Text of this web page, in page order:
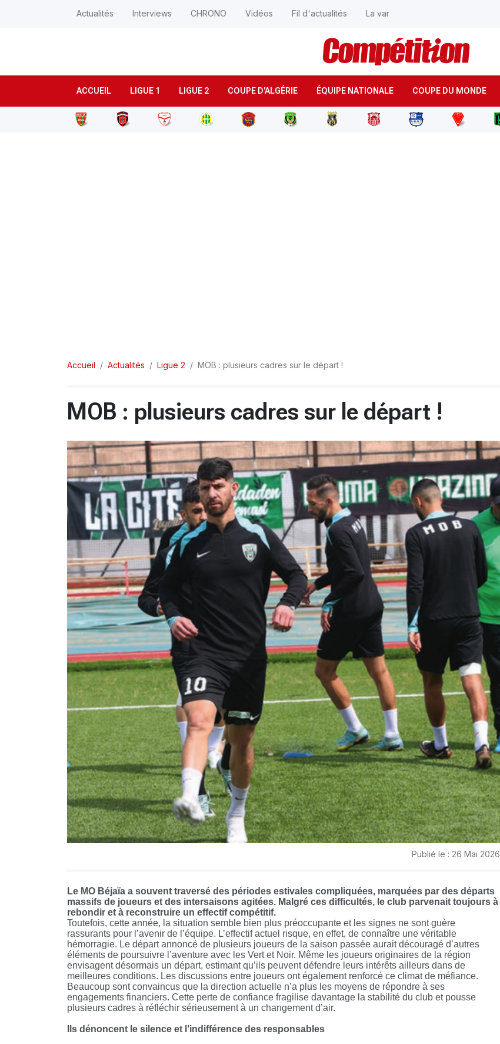
ACCUEIL LIGUE 1 LIGUE 2 COUPE D'ALGÉRIE ÉQUIPE NATIONALE COUPE DU MONDE
Actualités Interviews CHRONO Vidéos Fil d'actualités La var
Accueil Actualités Ligue 2 MOB : plusieurs cadres sur le départ !
MOB : plusieurs cadres sur le départ !
Publié le : 26 Mai 2026
Le MO Béjaïa a souvent traversé des périodes estivales compliquées, marquées par des départs
massifs de joueurs et des intersaisons agitées. Malgré ces difficultés, le club parvenait toujours à
rebondir et à reconstruire un effectif compétitif.
Toutefois, cette année, la situation semble bien plus préoccupante et les signes ne sont guère
rassurants pour l’avenir de l’équipe. L’effectif actuel risque, en effet, de connaître une véritable
hémorragie. Le départ annoncé de plusieurs joueurs de la saison passée aurait découragé d’autres
éléments de poursuivre l’aventure avec les Vert et Noir. Même les joueurs originaires de la région
envisagent désormais un départ, estimant qu’ils peuvent défendre leurs intérêts ailleurs dans de
meilleures conditions. Les discussions entre joueurs ont également renforcé ce climat de méfiance.
Beaucoup sont convaincus que la direction actuelle n’a plus les moyens de répondre à ses
engagements financiers. Cette perte de confiance fragilise davantage la stabilité du club et pousse
plusieurs cadres à réfléchir sérieusement à un changement d’air.
Ils dénoncent le silence et l’indifférence des responsables